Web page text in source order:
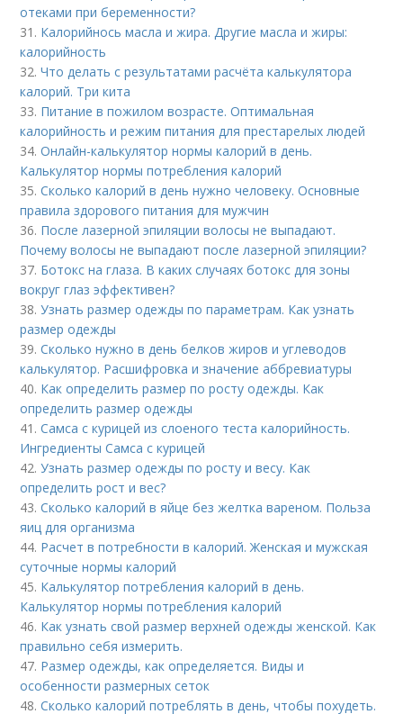
отеками при беременности?
31. Калорийнось масла и жира. Другие масла и жиры:
калорийность
32.Что делать с результатами расчёта калькулятора
калорий. Три кита
33. Питание в пожилом возрасте. Оптимальная
калорийность и режим питания для престарелых людей
34.Онлайн-калькулятор нормы калорий в день.
Калькулятор нормы потребления калорий
35.Сколько калорий в день нужно человеку. Основные
правила здорового питания для мужчин
36. После лазерной эпиляции волосы не выпадают.
Почему волосы не выпадают после лазерной эпиляции?
37. Ботокс на глаза. В каких случаях ботокс для зоны
вокруг глаз эффективен?
38.Узнать размер одежды по параметрам. Как узнать
размер одежды
39.Сколько нужно в день белков жиров и углеводов
калькулятор. Расшифровка и значение аббревиатуры
40. Как определить размер по росту одежды. Как
определить размер одежды
41.Самса с курицей из слоеного теста калорийность.
Ингредиенты Самса с курицей
42.Узнать размер одежды по росту и весу. Как
определить рост и вес?
43.Сколько калорий в яйце без желтка вареном. Польза
яиц для организма
44. Расчет в потребности в калорий. Женская и мужская
суточные нормы калорий
45. Калькулятор потребления калорий в день.
Калькулятор нормы потребления калорий
46. Как узнать свой размер верхней одежды женской. Как
правильно себя измерить.
47. Размер одежды, как определяется. Виды и
особенности размерных сеток
48.Сколько калорий потреблять в день, чтобы похудеть.